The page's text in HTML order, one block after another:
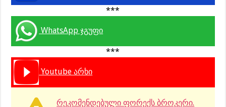
***
WhatsApp ჯგუფი
***
Youtube არხი
რეკომენდებული ფორექს ბროკერი.